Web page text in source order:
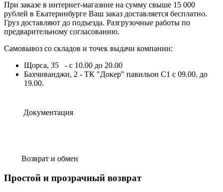
При заказе в интернет-магазине на сумму свыше 15 000
рублей в Екатеринбурге Ваш заказ доставляется бесплатно.
Груз доставляют до подъезда. Разгрузочные работы по
предварительному согласованию.
Самовывоз со складов и точек выдачи компании:
Щорса, 35 - с 10.00 до 20.00
Бахчиванджи, 2 - ТК "Докер" павильон С1 с 09.00. до
19.00.
Документация
Возврат и обмен
Простой и прозрачный возврат